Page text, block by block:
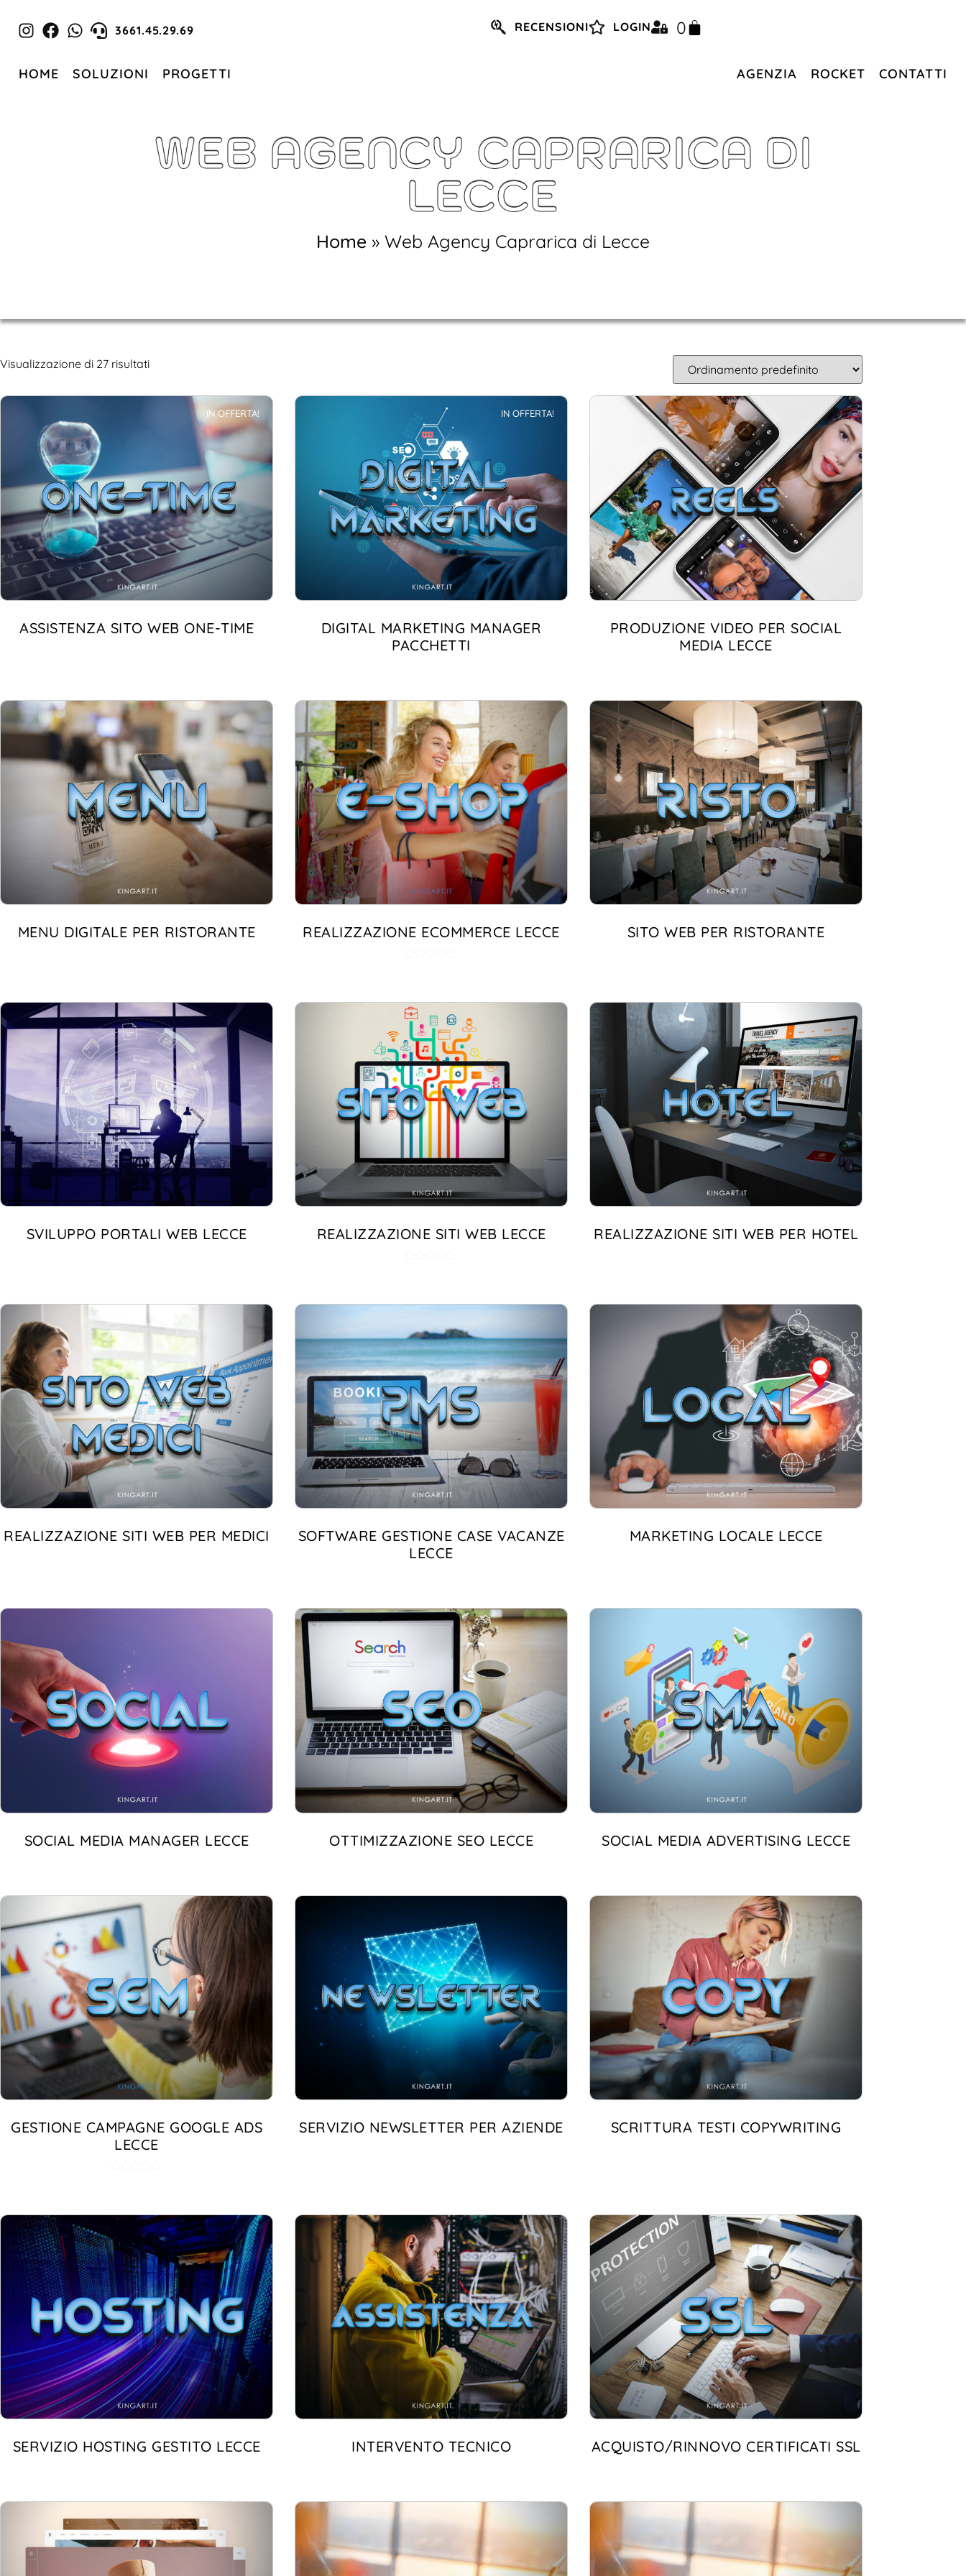
3661.45.29.69 RECENSIONI LOGIN 0
HOME SOLUZIONI PROGETTI AGENZIA ROCKET CONTATTI
WEB AGENCY CAPRARICA DI
LECCE
Home » Web Agency Caprarica di Lecce
Visualizzazione di 27 risultati
IN OFFERTA!
ASSISTENZA SITO WEB ONE-TIME
IN OFFERTA!
DIGITAL MARKETING MANAGER
PACCHETTI
PRODUZIONE VIDEO PER SOCIAL
MEDIA LECCE
MENU DIGITALE PER RISTORANTE REALIZZAZIONE ECOMMERCE LECCE SITO WEB PER RISTORANTE
SVILUPPO PORTALI WEB LECCE REALIZZAZIONE SITI WEB LECCE REALIZZAZIONE SITI WEB PER HOTEL
REALIZZAZIONE SITI WEB PER MEDICI
SOFTWARE GESTIONE CASE VACANZE
LECCE
MARKETING LOCALE LECCE
SOCIAL MEDIA MANAGER LECCE OTTIMIZZAZIONE SEO LECCE SOCIAL MEDIA ADVERTISING LECCE
GESTIONE CAMPAGNE GOOGLE ADS
LECCE
SERVIZIO NEWSLETTER PER AZIENDE SCRITTURA TESTI COPYWRITING
SERVIZIO HOSTING GESTITO LECCE INTERVENTO TECNICO ACQUISTO/RINNOVO CERTIFICATI SSL